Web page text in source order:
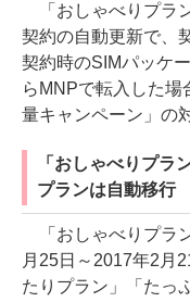
「おしゃべりプラ
契約の自動更新で、
契約時のSIMパッケ
らMNPで転入した場
量キャンペーン」の
「おしゃべりプラ
プランは自動移行
「おしゃべりプラ
月25日～2017年2月
たりプラン」「たっ